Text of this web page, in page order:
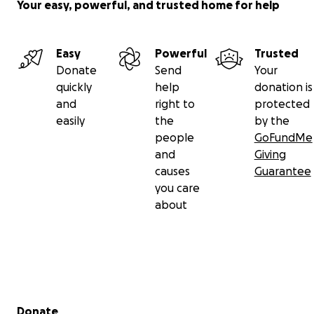
похороны и другие сопутствующие затраты.
совместными усилиями оказать поддержку и с
почестями проводить его в последний путь.
Просим вас — помочь посильной суммой и
поделиться этим обращением с другими. Каждая
помощь имеет для нас огромное значение.
Заранее выражаем благодарность. Да простит Аллах
Your easy, powerful, and trusted home for help
Easy
Donate
quickly
and
easily
Powerful
Send
help
right to
the
people
and
causes
you care
about
Trusted
Your
donation is
protected
by the
GoFundMe
Giving
Guarantee
Secondary menu
Donate